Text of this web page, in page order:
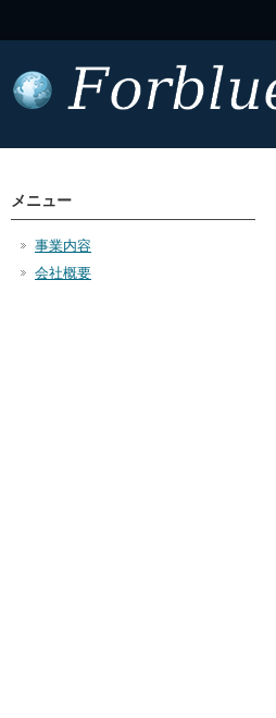
メニュー
事業内容
会社概要